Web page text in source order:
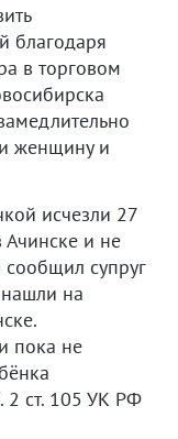
благодаря
в торговом
женщину и
исчезли 27
и не
супруг
на
пока не
2 ст. 105 УК РФ